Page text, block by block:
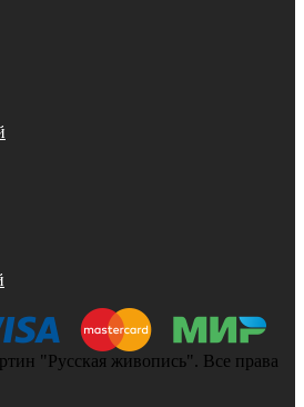
"Русская живопись". Все права